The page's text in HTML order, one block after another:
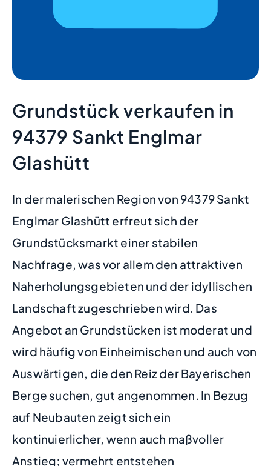
Grundstück verkaufen in
94379 Sankt Englmar
Glashütt
In der malerischen Region von 94379 Sankt
Englmar Glashütt erfreut sich der
Grundstücksmarkt einer stabilen
Nachfrage, was vor allem den attraktiven
Naherholungsgebieten und der idyllischen
Landschaft zugeschrieben wird. Das
Angebot an Grundstücken ist moderat und
wird häufig von Einheimischen und auch von
Auswärtigen, die den Reiz der Bayerischen
Berge suchen, gut angenommen. In Bezug
auf Neubauten zeigt sich ein
kontinuierlicher, wenn auch maßvoller
Anstieg; vermehrt entstehen